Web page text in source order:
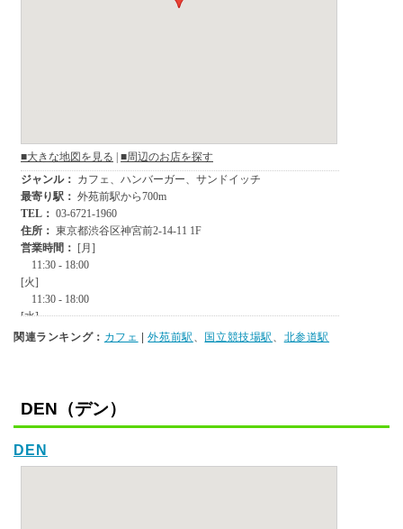
関連ランキング： カフェ |外苑前駅 、 国立競技場駅 、 北参道駅
DEN（デン）
DEN